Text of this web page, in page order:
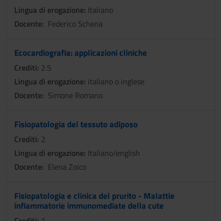
Lingua di erogazione: Italiano
Docente: Federico Schena
Ecocardiografia: applicazioni cliniche
Crediti: 2.5
Lingua di erogazione: italiano o inglese
Docente: Simone Romano
Fisiopatologia del tessuto adiposo
Crediti: 2
Lingua di erogazione: Italiano/english
Docente: Elena Zoico
Fisiopatologia e clinica del prurito - Malattie
infiammatorie immunomediate della cute